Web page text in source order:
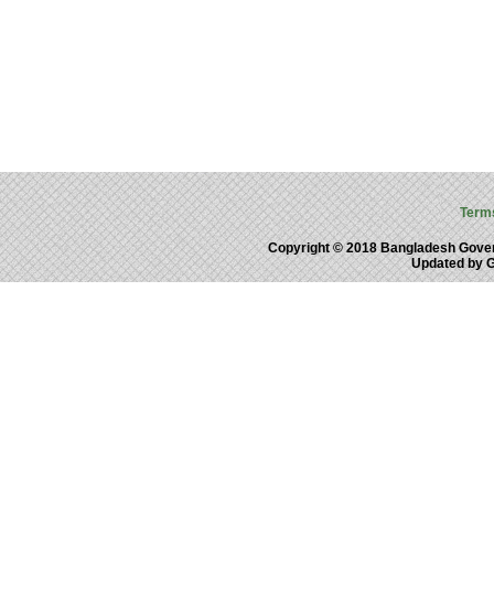
Copyright © 2018 Bangladesh
Updated by